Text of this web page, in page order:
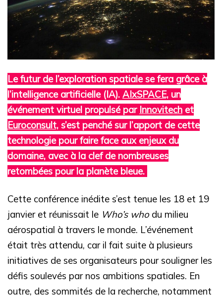
Le futur de l’exploration spatiale se fera grâce à
l’intelligence artificielle (IA). AIxSPACE, un
événement virtuel propulsé par Innovitech et
Euroconsult, s’est penché sur l’apport de cette
technologie pour faire face aux enjeux du
domaine, avec à la clef de nombreuses
retombées pour la planète bleue.
Cette conférence inédite s’est tenue les 18 et 19
janvier et réunissait le Who’s whodu milieu
aérospatial à travers le monde. L’événement
était très attendu, car il fait suite à plusieurs
initiatives de ses organisateurs pour souligner les
défis soulevés par nos ambitions spatiales. En
outre, des sommités de la recherche, notamment